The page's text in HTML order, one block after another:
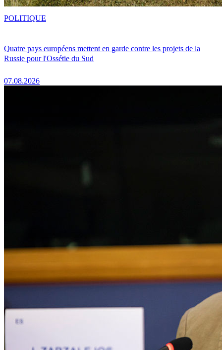
Quatre pays européens mettent en garde contre les projets de la
Russie pour l'Ossétie du Sud
07.08.2026
POLITIQUE